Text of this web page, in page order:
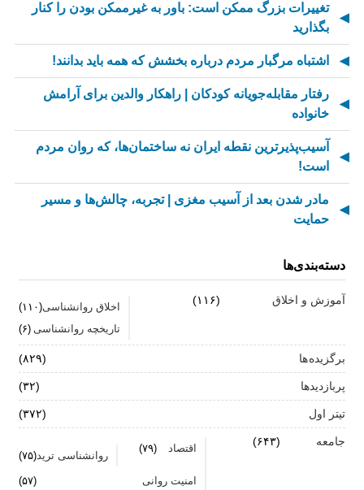
تغییرات بزرگ ممکن است: باور به غیرممکن بودن را کنار
بگذارید
اشتباه مرگبار مردم درباره بخشش که همه باید بدانند!
رفتار مقابله‌جویانه کودکان | راهکار والدین برای آرامش
خانواده
آسیب‌پذیرترین نقطه ایران نه ساختمان‌ها، که روان مردم
است!
مادر شدن بعد از آسیب مغزی | تجربه، چالش‌ها و مسیر
حمایت
رهبران خاکستری | وقتی خم کردن قوانین، قدرت می‌آورد
فناوری‌های نوین جایگزین تجربه انسانی در روان‌شناسی
نیستند
روان‌شناسی زرد | جاذبه‌ها، چالش‌ها و آسیب‌ها
دسته‌بندی‌ها
آموزش و اخلاق (۱۱۶)
اخلاق روانشناسی(۱۱۰)
تاریخچه روانشناسی (۶)
برگزیده ها (۸۲۹)
پربازدیدها (۳۲)
تیتر اول (۳۷۲)
جامعه (۶۴۳)
اقتصاد (۷۹)
روانشناسی ترید(۷۵)
امنیت روانی (۵۷)